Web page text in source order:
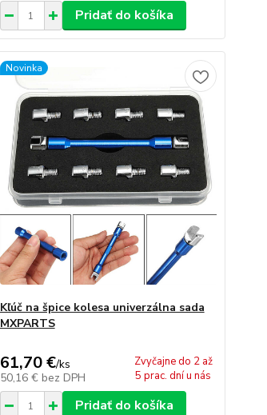
Pridať do košíka
Novinka
Kľúč na špice kolesa univerzálna sada
MXPARTS
61,70 €/ks
50,16 € bez DPH
Zvyčajne do 2 až
5 prac. dní u nás
Pridať do košíka